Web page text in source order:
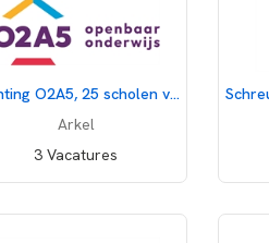
Stichting O2A5, 25 scholen voor openbaar onderwijs
Arkel
3 Vacatures